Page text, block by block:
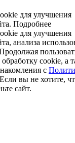
для улучшения
Подробнее
для улучшения
анализа
cookie, а
с
вы не хотите,
сайт.